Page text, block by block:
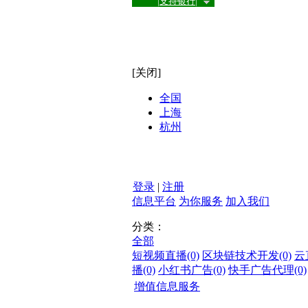
[关闭]
全国
上海
杭州
登录 | 注册
信息平台 为你服务 加入我们
分类：
全部
短视频直播(0) 区块链技术开发(0) 云
播(0) 小红书广告(0) 快手广告代理(0)
增值信息服务